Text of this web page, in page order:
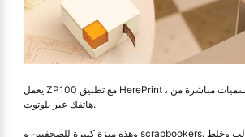
يعمل ZP100 مع تطبيق HerePrint ، بحيث يمكنك تصميم التسميات مباشرة من
هاتفك عبر بلوتوث.
وهذه ميزة كبيرة للصحفيين و scrapbookers. يمكنك استخدام القوالب وخلط